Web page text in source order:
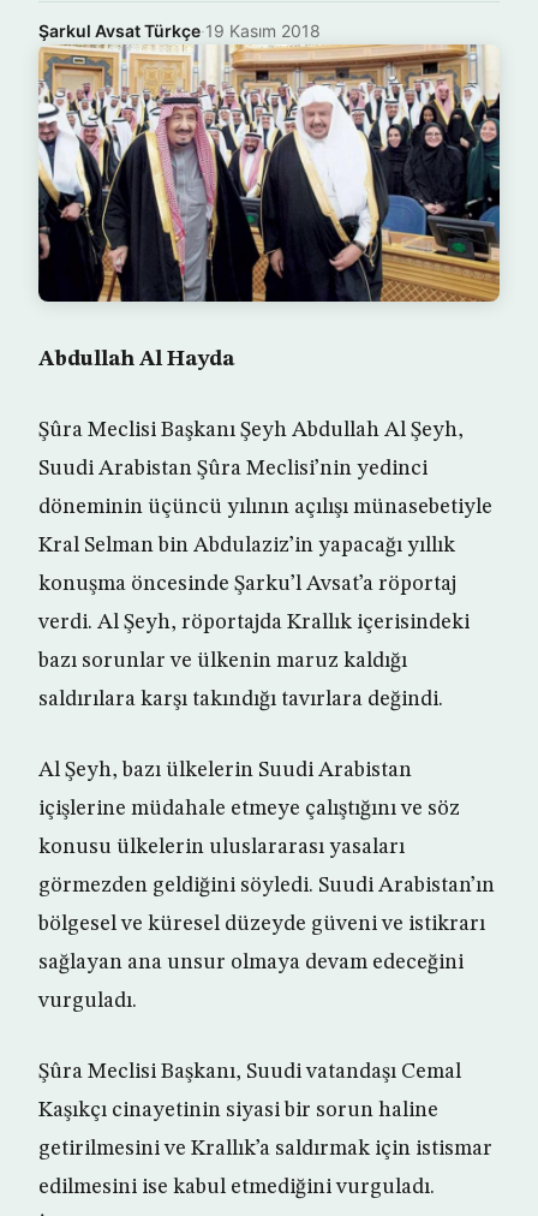
Şarkul Avsat Türkçe·19 Kasım 2018
Abdullah Al Hayda
Şûra Meclisi Başkanı Şeyh Abdullah Al Şeyh,
Suudi Arabistan Şûra Meclisi’nin yedinci
döneminin üçüncü yılının açılışı münasebetiyle
Kral Selman bin Abdulaziz’in yapacağı yıllık
konuşma öncesinde Şarku’l Avsat’a röportaj
verdi. Al Şeyh, röportajda Krallık içerisindeki
bazı sorunlar ve ülkenin maruz kaldığı
saldırılara karşı takındığı tavırlara değindi.
Al Şeyh, bazı ülkelerin Suudi Arabistan
içişlerine müdahale etmeye çalıştığını ve söz
konusu ülkelerin uluslararası yasaları
görmezden geldiğini söyledi. Suudi Arabistan’ın
bölgesel ve küresel düzeyde güveni ve istikrarı
sağlayan ana unsur olmaya devam edeceğini
vurguladı.
Şûra Meclisi Başkanı, Suudi vatandaşı Cemal
Kaşıkçı cinayetinin siyasi bir sorun haline
getirilmesini ve Krallık’a saldırmak için istismar
edilmesini ise kabul etmediğini vurguladı.